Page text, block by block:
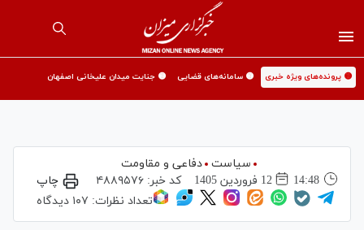
🟡 پرونده‌های ویژه خبری 🟡 سامانه‌های قضایی 🟡 جنایت میدان علیخانی اصفهان
سیاست
دفاعی و مقاومت
14:48
12 فروردين 1405 کد خبر: ۴۸۸۹۵۷۶
چاپ
تعداد نظرات: ۱۰۷ دیدگاه